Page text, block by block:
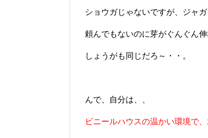
ショウガじゃないですが、ジャ
頼んでもないのに芽がぐんぐん
しょうがも同じだろ～・・。
んで、自分は、、
ビニールハウスの温かい環境で